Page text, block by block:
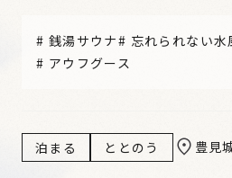
# 銭湯サウナ# 忘れられない水
# アウフグース
泊まる ととのう 豊見